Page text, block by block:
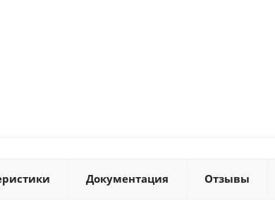
Документация Отзывы